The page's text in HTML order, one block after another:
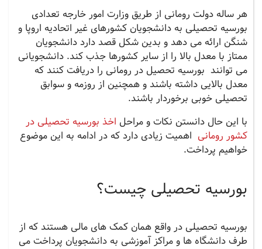
هر ساله دولت رومانی از طریق وزارت امور خارجه تعدادی
بورسیه تحصیلی به دانشجویان کشورهای غیر اتحادیه اروپا و
شنگن ارائه می دهد و بدین شکل قصد دارد دانشجویان
ممتاز با معدل بالا را از سایر کشورها جذب کند. دانشجویانی
می توانند بورسیه تحصیل در رومانی را دریافت کنند که
معدل بالایی داشته باشند و همچنین از روزمه و سوابق
تحصیلی خوبی برخوردار باشند.
با این حال دانستن نکات و مراحل اخذ بورسیه تحصیلی در
کشور رومانی اهمیت زیادی دارد که در ادامه به این موضوع
خواهیم پرداخت.
بورسیه تحصیلی چیست؟
بورسیه تحصیلی در واقع همان کمک های مالی هستند که از
طرف دانشگاه ها و مراکز آموزشی به دانشجویان پرداخت می